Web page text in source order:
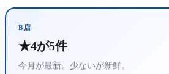
B店
★4が5件
今月が最新。少ないが新鮮。